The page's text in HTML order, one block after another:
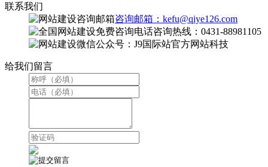
联系我们
咨询邮箱：kefu@qiye126.com
咨询热线：0431-88981105
微信公众号：J9国际站官方网站科技
给我们留言